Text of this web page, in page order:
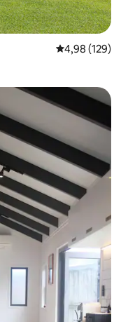
Évaluation
4,98 (129)